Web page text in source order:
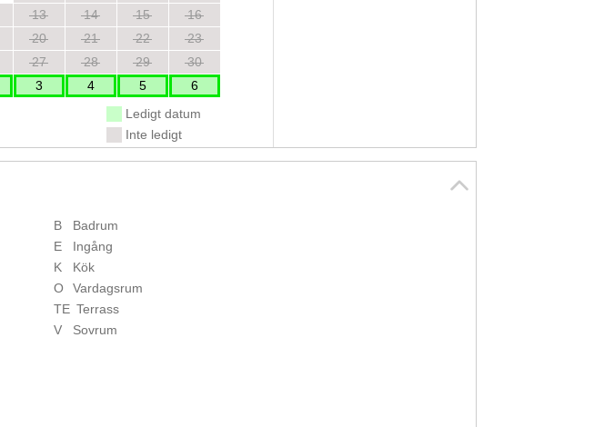
13 14 15
16
20 21 22
23
27 28 29
30
3 4 5
6
Ledigt datum
Inte ledigt
B
Badrum
E
Ingång
K
Kök
O
Vardagsrum
TE Terrass
V
Sovrum